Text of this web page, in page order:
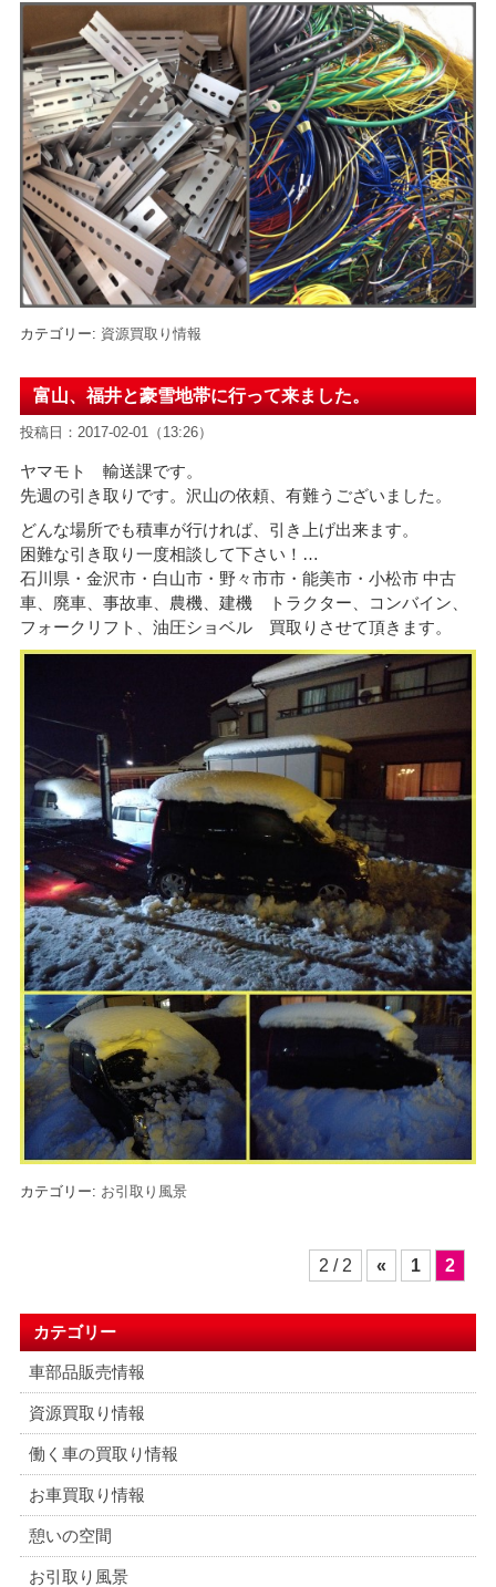
カテゴリー: 資源買取り情報
富山、福井と豪雪地帯に行って来ました。
投稿日：2017-02-01（13:26）
ヤマモト 輸送課です。
先週の引き取りです。沢山の依頼、有難うございました。
どんな場所でも積車が行ければ、引き上げ出来ます。
困難な引き取り一度相談して下さい！ …
石川県・金沢市・白山市・野々市市・能美市・小松市 中古
車、廃車、事故車、農機、建機 トラクター、コンバイン、
フォークリフト、油圧ショベル 買取りさせて頂きます。
カテゴリー: お引取り風景
ビ
ゲ
ー
シ
ョ
ン
2 / 2 « 1 2
カテゴリー
車部品販売情報
資源買取り情報
働く車の買取り情報
お車買取り情報
憩いの空間
お引取り風景